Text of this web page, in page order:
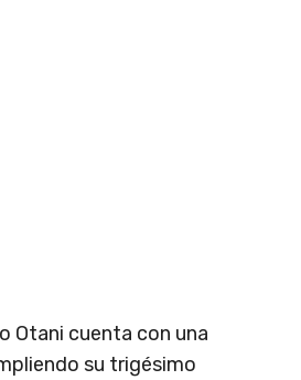
Otani cuenta con una
su trigésimo